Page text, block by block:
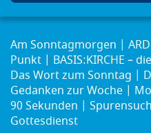
Am Sonntagmorgen
Punkt
BASIS:KIRCHE –
Das Wort zum Sonntag
Gedanken zur Woche
90 Sekunden
Gottesdienst